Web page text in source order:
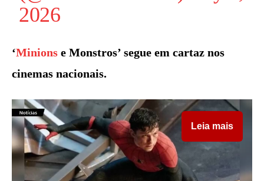
2026
‘Minions e Monstros’ segue em cartaz nos
cinemas nacionais.
Leia mais